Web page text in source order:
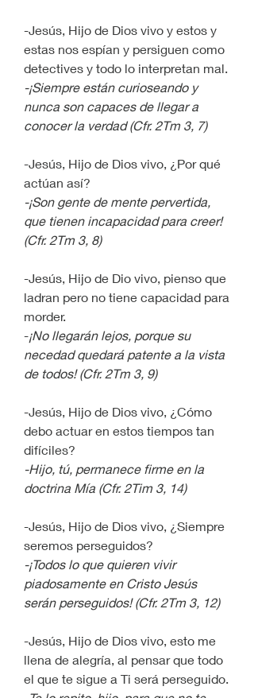
-Jesús, Hijo de Dios vivo y estos y
estas nos espían y persiguen como
detectives y todo lo interpretan mal.
-¡Siempre están curioseando y
nunca son capaces de llegar a
conocer la verdad (Cfr. 2Tm 3, 7)
-Jesús, Hijo de Dios vivo, ¿Por qué
actúan así?
-¡Son gente de mente pervertida,
que tienen incapacidad para creer!
(Cfr. 2Tm 3, 8)
-Jesús, Hijo de Dio vivo, pienso que
ladran pero no tiene capacidad para
morder.
-¡No llegarán lejos, porque su
necedad quedará patente a la vista
de todos! (Cfr. 2Tm 3, 9)
-Jesús, Hijo de Dios vivo, ¿Cómo
debo actuar en estos tiempos tan
difíciles?
-Hijo, tú, permanece firme en la
doctrina Mía (Cfr. 2Tim 3, 14)
-Jesús, Hijo de Dios vivo, ¿Siempre
seremos perseguidos?
-¡Todos lo que quieren vivir
piadosamente en Cristo Jesús
serán perseguidos! (Cfr. 2Tm 3, 12)
-Jesús, Hijo de Dios vivo, esto me
llena de alegría, al pensar que todo
el que te sigue a Ti será perseguido.